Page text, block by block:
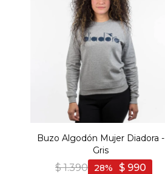
Buzo Algodón Mujer Diadora -
Gris
$ 1.390 $ 990
28